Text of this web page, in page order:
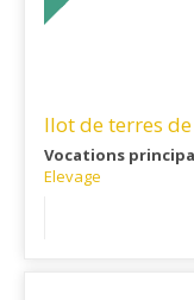
Ilot de terres
Vocations
Elevage
: